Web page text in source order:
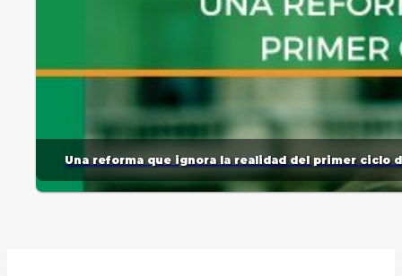
Una reforma que ignora la realidad del primer ciclo